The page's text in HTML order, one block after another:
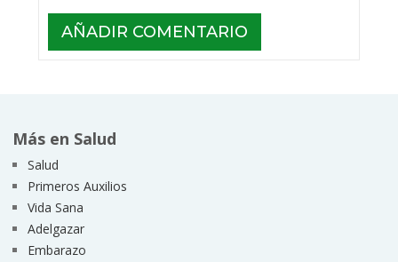
Más en Salud
Salud
Primeros Auxilios
Vida Sana
Adelgazar
Embarazo